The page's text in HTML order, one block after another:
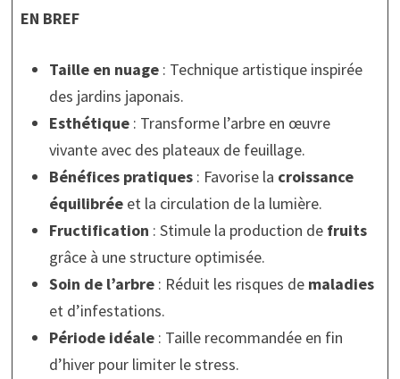
EN BREF
Taille en nuage: Technique artistique inspirée
des jardins japonais.
Esthétique: Transforme l’arbre en œuvre
vivante avec des plateaux de feuillage.
Bénéfices pratiques: Favorise la croissance
équilibréeet la circulation de la lumière.
Fructification : Stimule la production de fruits
grâce à une structure optimisée.
Soin de l’arbre: Réduit les risques de maladies
et d’infestations.
Période idéale: Taille recommandée en fin
d’hiver pour limiter le stress.